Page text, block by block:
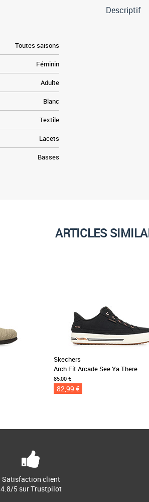
Descriptif
Toutes saisons
Féminin
Adulte
Blanc
Textile
Lacets
Basses
ARTICLES
Skechers
Arch Fit Arcade See Ya There
85,00 €
82,99 €
Satisfaction client
4.8/5 sur Trustpilot